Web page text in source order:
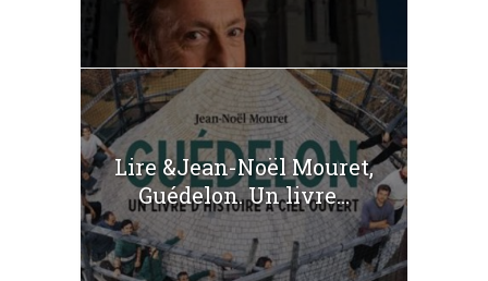
Lire &Jean-Noël Mouret,
Guédelon. Un livre...